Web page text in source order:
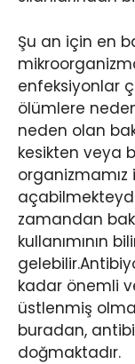
Şu an için en
enfeksiyonlar
ölümlere
neden olan
kesikten veya
zamandan
kullanımının
kadar önemli
üstlenmiş
buradan,
doğmaktadır.